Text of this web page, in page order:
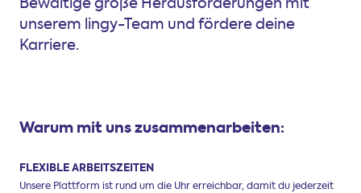
Bewältige große Herausforderungen mit
unserem lingy-Team und fördere deine
Karriere.
Warum mit uns zusammenarbeiten:
FLEXIBLE ARBEITSZEITEN
Unsere Plattform ist rund um die Uhr erreichbar, damit du jederzeit